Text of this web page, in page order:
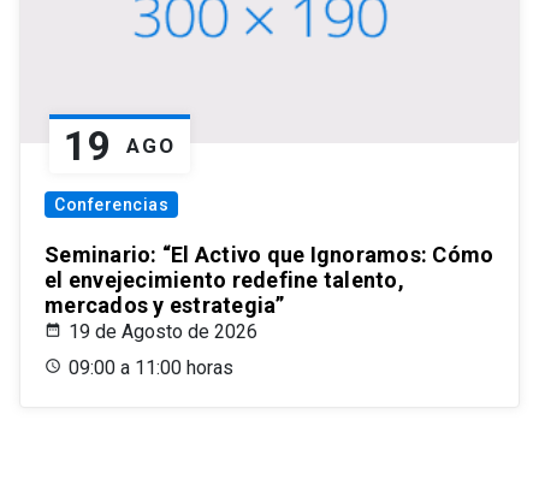
19 AGO
Conferencias
Seminario: “El Activo que Ignoramos: Cómo
el envejecimiento redefine talento,
mercados y estrategia”
19 de Agosto de 2026
09:00 a 11:00 horas